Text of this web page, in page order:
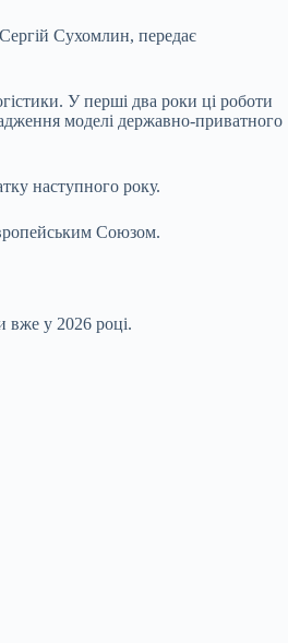
Сухомлин, передає
У перші два роки ці роботи
моделі державно-приватного
наступного року.
Союзом.
вже у 2026 році.